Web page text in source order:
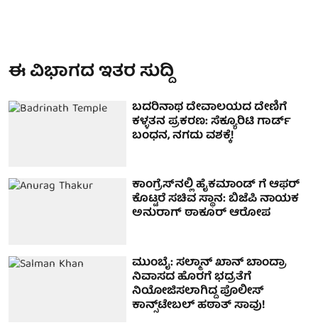
ಈ ವಿಭಾಗದ ಇತರ ಸುದ್ದಿ
ಬದರಿನಾಥ ದೇವಾಲಯದ ದೇಣಿಗೆ
ಕಳ್ಳತನ ಪ್ರಕರಣ: ಸೆಕ್ಯೂರಿಟಿ ಗಾರ್ಡ್
ಬಂಧನ, ನಗದು ವಶಕ್ಕೆ!
ಕಾಂಗ್ರೆಸ್‌ನಲ್ಲಿ ಹೈಕಮಾಂಡ್ ಗೆ ಆಫರ್
ಕೊಟ್ಟರೆ ಸಚಿವ ಸ್ಥಾನ: ಬಿಜೆಪಿ ನಾಯಕ
ಅನುರಾಗ್ ಠಾಕೂರ್ ಆರೋಪ
ಮುಂಬೈ: ಸಲ್ಮಾನ್ ಖಾನ್ ಬಾಂದ್ರಾ
ನಿವಾಸದ ಹೊರಗೆ ಭದ್ರತೆಗೆ
ನಿಯೋಜಿಸಲಾಗಿದ್ದ ಪೊಲೀಸ್
ಕಾನ್ಸ್‌ಟೇಬಲ್ ಹಠಾತ್ ಸಾವು!